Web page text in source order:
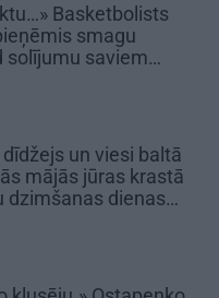
Basketbolists
smagu
solījumu saviem
dīdžejs un viesi baltā
mājās jūras krastā
dzimšanas dienas